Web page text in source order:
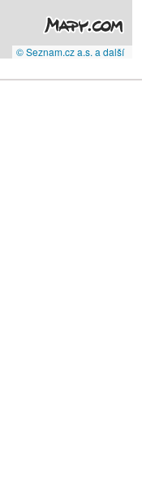
© Seznam.cz a.s. a další